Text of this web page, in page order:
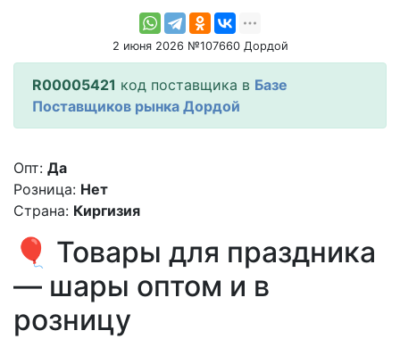
2 июня 2026 №107660 Дордой
R00005421 код поставщика в Базе
Поставщиков рынка Дордой
Опт: Да
Розница: Нет
Страна: Киргизия
🎈 Товары для праздника
— шары оптом и в
розницу